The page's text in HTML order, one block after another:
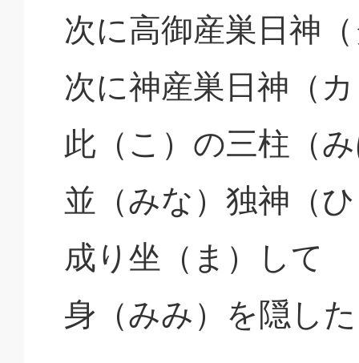
次に高御産巣日神
次に神産巣日神（
此（こ）の三柱（
並（みな）独神（
成り坐（ま）して
身（みみ）を隠し